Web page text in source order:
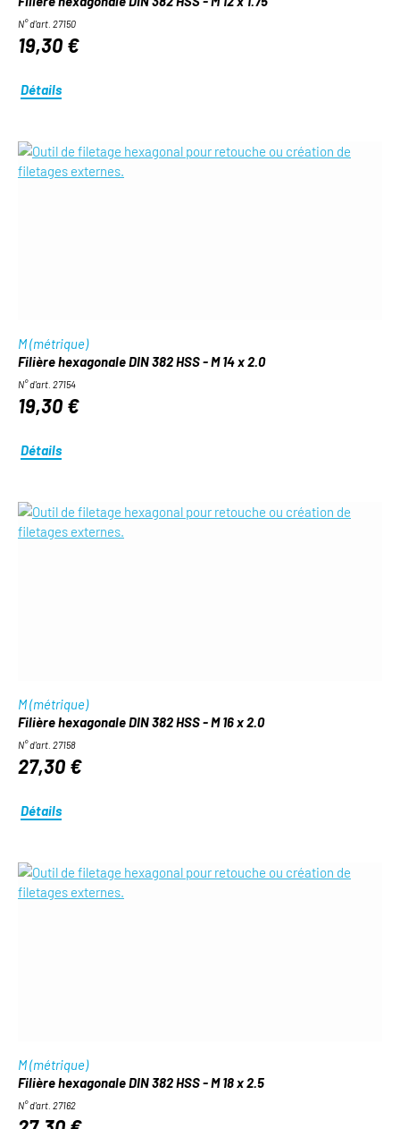
N° d'art. 27150
19,30 €
Détails
M (métrique)
Filière hexagonale DIN 382 HSS - M 14 x 2.0
N° d'art. 27154
19,30 €
Détails
M (métrique)
Filière hexagonale DIN 382 HSS - M 16 x 2.0
N° d'art. 27158
27,30 €
Détails
M (métrique)
Filière hexagonale DIN 382 HSS - M 18 x 2.5
N° d'art. 27162